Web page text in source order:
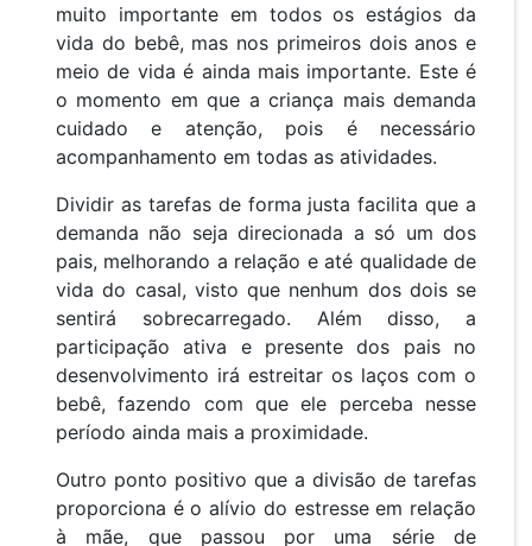
muito importante em todos os estágios da
vida do bebê, mas nos primeiros dois anos e
meio de vida é ainda mais importante. Este é
o momento em que a criança mais demanda
cuidado e atenção, pois é necessário
acompanhamento em todas as atividades.
Dividir as tarefas de forma justa facilita que a
demanda não seja direcionada a só um dos
pais, melhorando a relação e até qualidade de
vida do casal, visto que nenhum dos dois se
sentirá sobrecarregado. Além disso, a
participação ativa e presente dos pais no
desenvolvimento irá estreitar os laços com o
bebê, fazendo com que ele perceba nesse
período ainda mais a proximidade.
Outro ponto positivo que a divisão de tarefas
proporciona é o alívio do estresse em relação
à mãe, que passou por uma série de